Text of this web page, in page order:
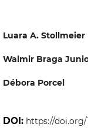
Luara A. Stollmeier
Walmir Braga
Débora Porcel
DOI: https://doi.org/